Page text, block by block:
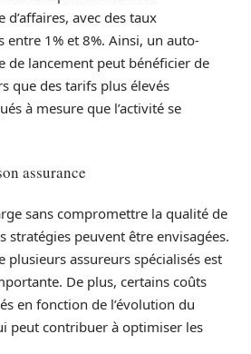
avec des taux
1% et 8%. Ainsi, un auto-
de lancement peut bénéficier de
que des tarifs plus élevés
à mesure que l’activité se
assurance
sans compromettre la qualité de
stratégies peuvent être envisagées.
plusieurs assureurs spécialisés est
De plus, certains coûts
en fonction de l’évolution du
peut contribuer à optimiser les